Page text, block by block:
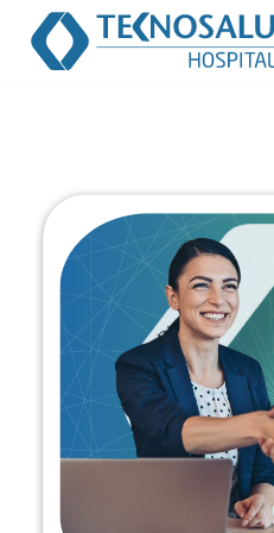
Artículos en salud y